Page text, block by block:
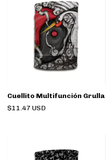
Cuellito Multifunción Grulla
$11.47 USD